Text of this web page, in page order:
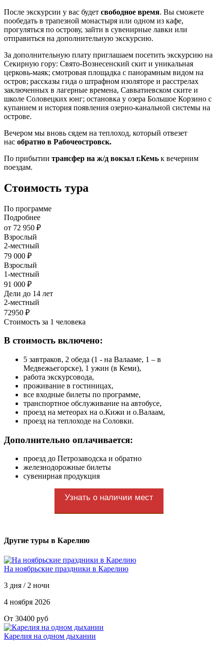
После экскурсии у вас будет свободное время. Вы сможете
пообедать в трапезной монастыря или одном из кафе,
прогуляться по острову, зайти в сувенирные лавки или
отправиться на дополнительную экскурсию.
За дополнительную плату приглашаем посетить экскурсию на
Секирную гору: Свято-Вознесенский скит и уникальная
церковь-маяк; смотровая площадка с панорамным видом на
остров; рассказы гида о штрафном изоляторе и расстрелах
заключенных в лагерные времена, Савватиевском ските и
школе Соловецких юнг; остановка у озера Большое Корзино с
купанием и история появления озерно-канальной системы на
острове.
Вечером мы вновь сядем на теплоход, который отвезет
нас обратно в Рабочеостровск.
По прибытии трансфер на ж/д вокзал г.Кемь к вечерним
поездам.
Стоимость тура
По программе
Подробнее
от 72 950 ₽
Взрослый
2-местный
79 000 ₽
Взрослый
1-местный
91 000 ₽
Дели до 14 лет
2-местный
72950 ₽
Стоимость за 1 человека
В стоимость включено:
5 завтраков, 2 обеда (1 - на Валааме, 1 – в
Медвежьегорске), 1 ужин (в Кеми),
работа экскурсовода,
проживание в гостиницах,
все входные билеты по программе,
транспортное обслуживание на автобусе,
проезд на метеорах на о.Кижи и о.Валаам,
проезд на теплоходе на Соловки.
Дополнительно оплачивается:
проезд до Петрозаводска и обратно
железнодорожные билеты
сувенирная продукция
Узнать о наличии мест
Другие туры в Карелию
На ноябрьские праздники в Карелию
3 дня / 2 ночи
4 ноября 2026
От 30400 руб
Карелия на одном дыхании